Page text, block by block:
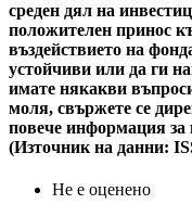
среден дял на
положителен принос
въздействието на
устойчиви или да ги
имате някакви
моля, свържете се
повече информация за
(Източник на данни:
Не е оценено